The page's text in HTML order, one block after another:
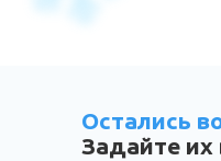
Остались
Задайте их